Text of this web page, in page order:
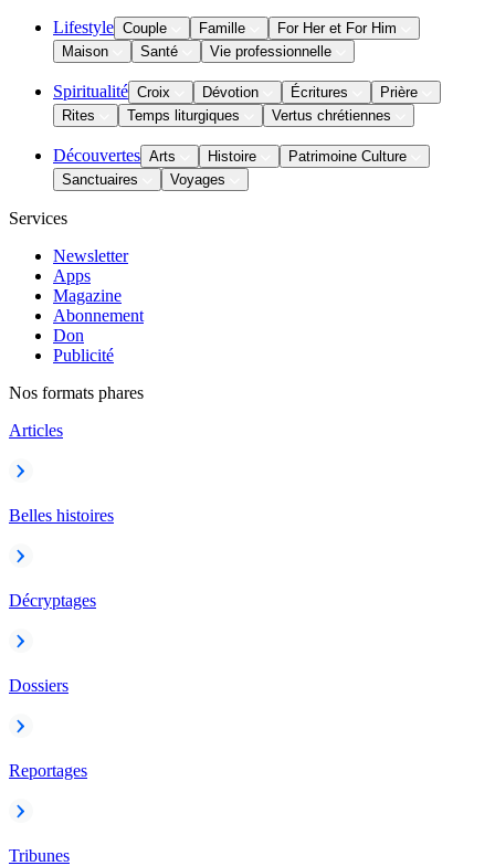
Lifestyle Couple Famille
For Her et For Him
Maison
Santé Vie professionnelle
Spiritualité Croix Dévotion Écritures
Prière
Rites
Temps liturgiques Vertus chrétiennes
Découvertes Arts Histoire
Patrimoine Culture
Sanctuaires
Voyages
Services
Newsletter
Apps
Magazine
Abonnement
Don
Publicité
Nos formats phares
Articles
Belles histoires
Décryptages
Dossiers
Reportages
Tribunes